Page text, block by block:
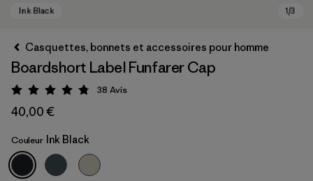
Ink Black
Casquettes, bonnets et accessoires pour homme
Boardshort Label Funfarer Cap
Évaluation: 4.8 / 5
38 Avis
40,00 €
Couleur Ink Black